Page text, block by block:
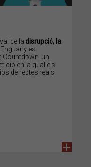
de la disrupció, la
Enguany es
Countdown, un
en la qual els
de reptes reals
+